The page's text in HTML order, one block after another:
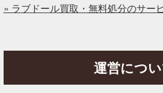
» ラブドール買取・無料処分のサー
運営につ